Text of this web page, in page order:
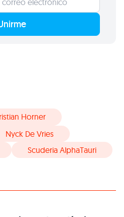
Horner
Nyck De Vries
Scuderia AlphaTauri